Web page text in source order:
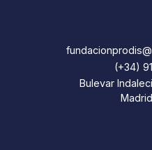
(+34)
Bulevar